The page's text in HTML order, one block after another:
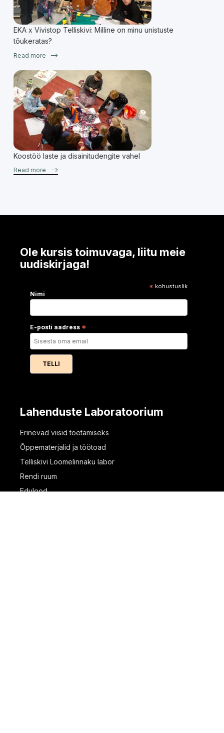
EKA x Vivistop Telliskivi: Milline on minu unistuste
tõukeratas?
Read more –>
Koostöö laste ja disainitudengite vahel
Read more –>
Ole kursis toimuvaga, liitu meie
uudiskirjaga!
* kohustuslik
Nimi
E-posti aadress *
Lahenduste Laboratoorium
Erinevad viisid toetamiseks
Õppematerjalid ja töötoad
Telliskivi Loomelinnaku labor
Rendi ruum
Edulood